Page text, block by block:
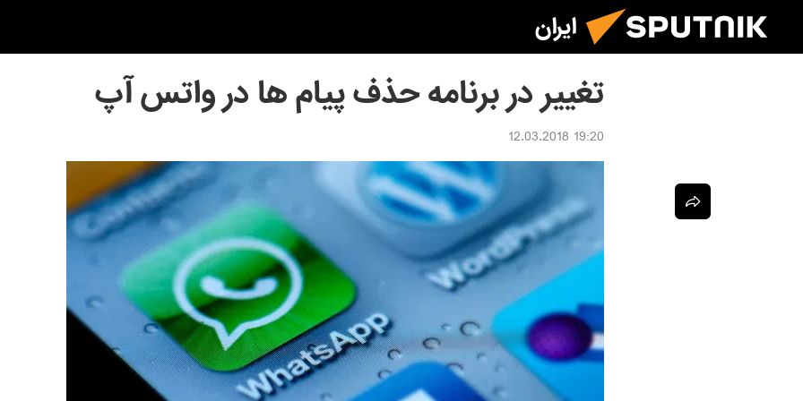
ایران
تغییر در برنامه حذف پیام ها در واتس آپ
19:20 12.03.2018